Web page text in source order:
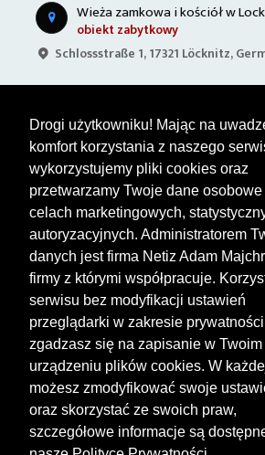
Drogi użytkowniku! Mając na
komfort korzystania z naszego
wykorzystujemy pliki cookies oraz
przetwarzamy Twoje dane osobowe
celach marketingowych,
autoryzacyjnych. Administratorem
danych jest firma Netiz Adam
firmy z którymi współpracuje.
serwisu bez modyfikacji ustawień
przeglądarki w zakresie prywatności
zgadzasz się na zapisanie w Twoim
urządzeniu plików cookies. W
możesz zmodyfikować swoje
oraz skorzystać ze swoich praw,
szczegółowe informacje są
Wieża zamkowa i kościół w
obiekt zabytkowy
Schlossstraße 1, 17321 Löcknitz,
Warto zobaczyć Serwisy
Bary Zakwaterowanie Tory Zloty
Targi Giełdy Szkolenia
FOLLOW US
© 2026 by MotoWhizzer.com
All rights reserved.